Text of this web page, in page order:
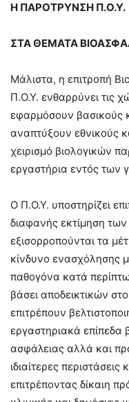
Η ΠΑΡΟΤΡΥΝΣΗ Π.Ο.Υ.
ΣΤΑ ΘΕΜΑΤΑ
Μάλιστα, η επιτροπή
Π.Ο.Υ. ενθαρρύνει τις
εφαρμόσουν βασικούς
αναπτύξουν εθνικούς
χειρισμό βιολογικών
εργαστήρια εντός των
Ο Π.Ο.Υ. υποστηρίζει
διαφανής εκτίμηση των
εξισορροπούνται τα
κίνδυνο ενασχόλησης
παθογόνα κατά
βάσει αποδεικτικών
επιτρέπουν
εργαστηριακά επίπεδα
ασφάλειας αλλά και
ιδιαίτερες
επιτρέποντας δίκαιη